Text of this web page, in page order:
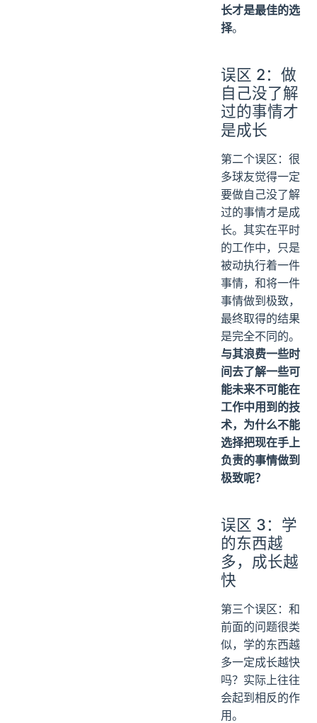
长才是最佳的选
择。
误区 2：做
自己没了解
过的事情才
是成长
第二个误区：很
多球友觉得一定
要做自己没了解
过的事情才是成
长。其实在平时
的工作中，只是
被动执行着一件
事情，和将一件
事情做到极致，
最终取得的结果
是完全不同的。
与其浪费一些时
间去了解一些可
能未来不可能在
工作中用到的技
术，为什么不能
选择把现在手上
负责的事情做到
极致呢？
误区 3：学
的东西越
多，成长越
快
第三个误区：和
前面的问题很类
似，学的东西越
多一定成长越快
吗？实际上往往
会起到相反的作
用。